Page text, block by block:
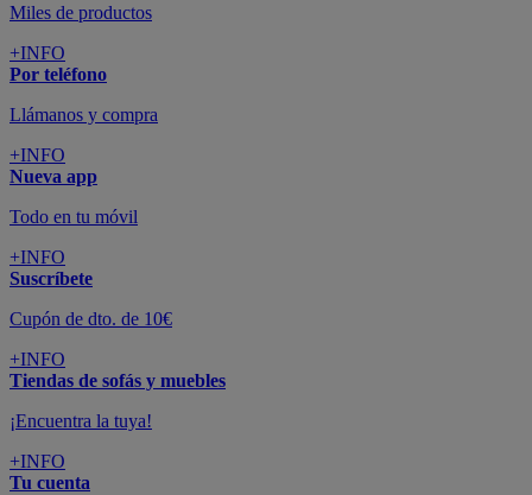
Miles de productos
+INFO
Por teléfono
Llámanos y compra
+INFO
Nueva app
Todo en tu móvil
+INFO
Suscríbete
Cupón de dto. de 10€
+INFO
Tiendas de sofás y muebles
¡Encuentra la tuya!
+INFO
Tu cuenta